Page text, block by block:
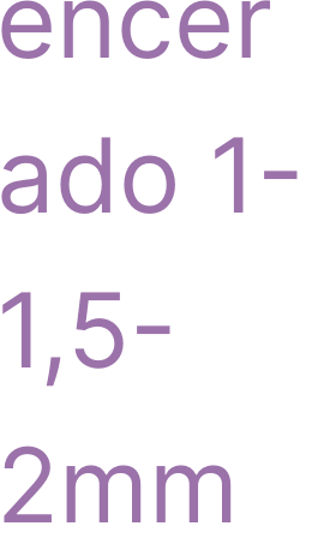
r
o
d
ado 1-
1,5-
2mm